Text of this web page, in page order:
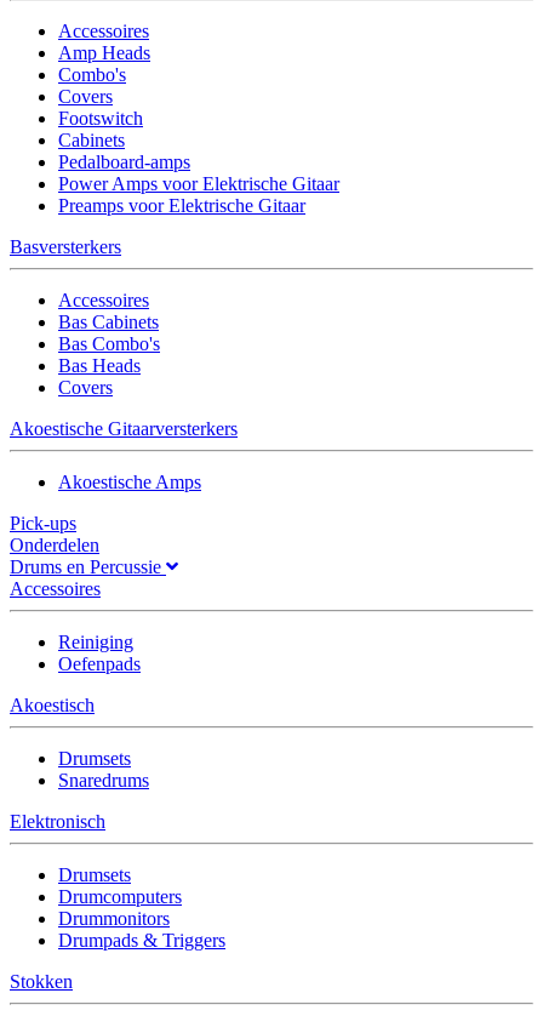
Accessoires
Amp Heads
Combo's
Covers
Footswitch
Cabinets
Pedalboard-amps
Power Amps voor Elektrische Gitaar
Preamps voor Elektrische Gitaar
Basversterkers
Accessoires
Bas Cabinets
Bas Combo's
Bas Heads
Covers
Akoestische Gitaarversterkers
Akoestische Amps
Pick-ups
Onderdelen
Drums en Percussie
Accessoires
Reiniging
Oefenpads
Akoestisch
Drumsets
Snaredrums
Elektronisch
Drumsets
Drumcomputers
Drummonitors
Drumpads & Triggers
Stokken